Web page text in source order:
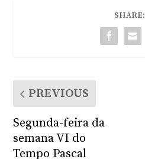
SHARE:
PREVIOUS
Segunda-feira da
semana VI do
Tempo Pascal